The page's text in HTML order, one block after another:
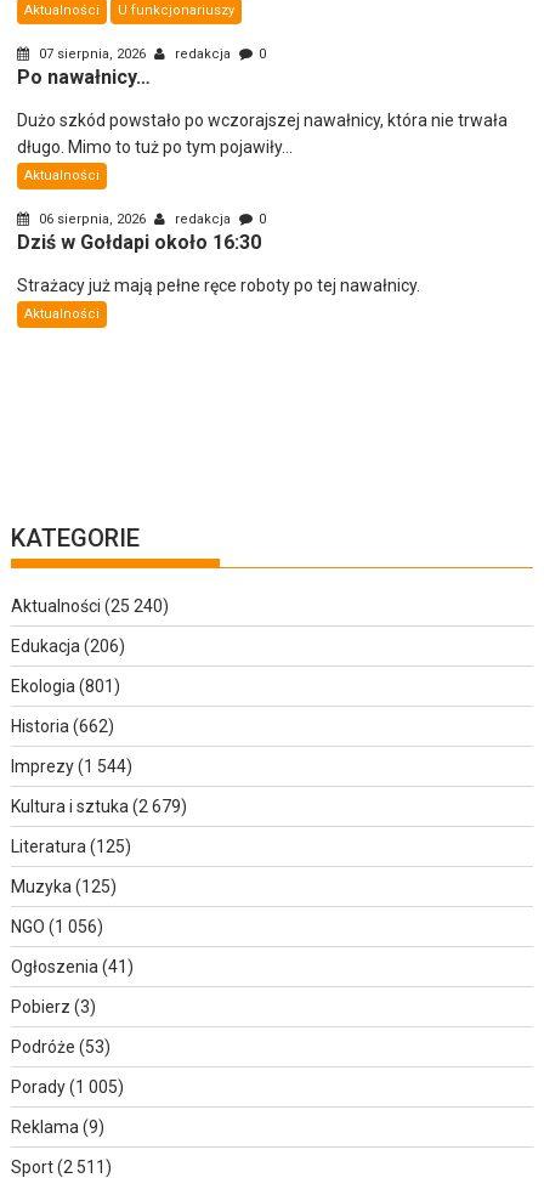
Aktualności U funkcjonariuszy
07 sierpnia, 2026 redakcja 0
Po nawałnicy…
Dużo szkód powstało po wczorajszej nawałnicy, która nie trwała
długo. Mimo to tuż po tym pojawiły...
Aktualności
06 sierpnia, 2026 redakcja 0
Dziś w Gołdapi około 16:30
Strażacy już mają pełne ręce roboty po tej nawałnicy.
Aktualności
KATEGORIE
Aktualności (25 240)
Edukacja (206)
Ekologia (801)
Historia (662)
Imprezy(1 544)
Kultura i sztuka (2 679)
Literatura (125)
Muzyka (125)
NGO (1 056)
Ogłoszenia (41)
Pobierz (3)
Podróże (53)
Porady(1 005)
Reklama (9)
Sport(2 511)